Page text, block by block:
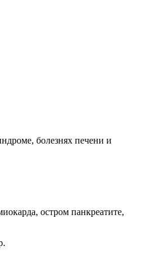
болезнях печени и
остром панкреатите,